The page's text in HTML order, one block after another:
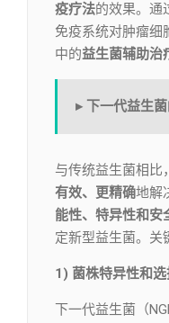
疫疗法的效果。通
免疫系统对肿瘤细
中的益生菌辅助治
▸ 下一代益生
与传统益生菌相比
有效、更精确地解
能性、特异性和安
定新型益生菌。关
1) 菌株特异性和选
下一代益生菌（